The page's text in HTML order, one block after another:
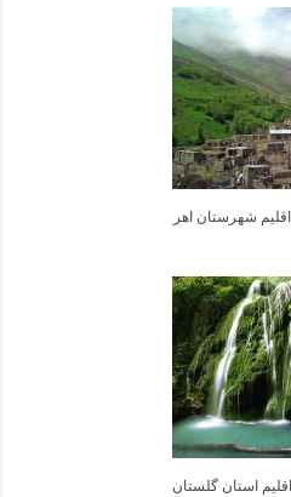
اقلیم شهرستان اهر
استان گلستان